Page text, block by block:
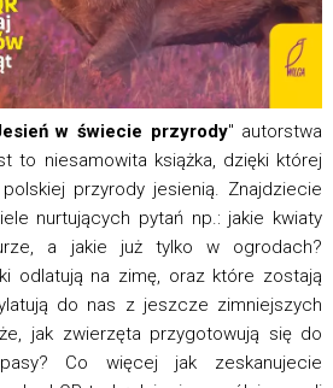
w świecie przyrody" autorstwa
to niesamowita książka, dzięki której
przyrody jesienią. Znajdziecie
nurtujących pytań np.: jakie kwiaty
a jakie już tylko w ogrodach?
odlatują na zimę, oraz które zostają
do nas z jeszcze zimniejszych
jak zwierzęta przygotowują się do
Co więcej jak zeskanujecie